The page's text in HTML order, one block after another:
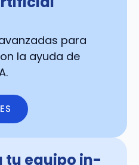
para
la ayuda de
tu equipo in-